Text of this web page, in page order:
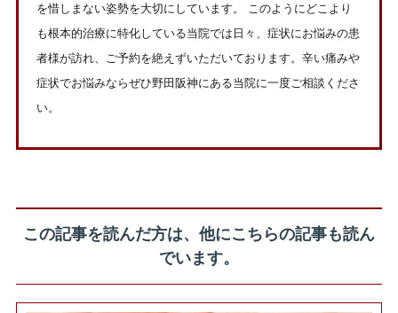
を惜しまない姿勢を大切にしています。 このようにどこより
も根本的治療に特化している当院では日々、症状にお悩みの患
者様が訪れ、ご予約を絶えずいただいております。辛い痛みや
症状でお悩みならぜひ野田阪神にある当院に一度ご相談くださ
い。
この記事を読んだ方は、他にこちらの記事も読ん
でいます。